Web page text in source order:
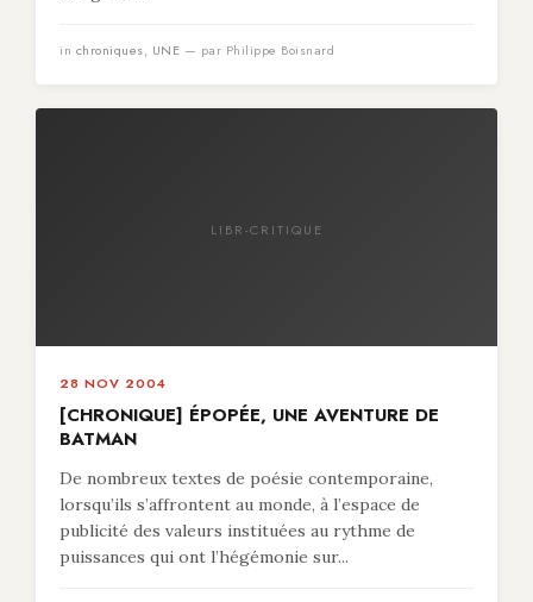
in chroniques, UNE — par Philippe Boisnard
LIBR-CRITIQUE
28 NOV 2004
[CHRONIQUE] ÉPOPÉE, UNE AVENTURE DE
BATMAN
De nombreux textes de poésie contemporaine,
lorsqu’ils s’affrontent au monde, à l’espace de
publicité des valeurs instituées au rythme de
puissances qui ont l’hégémonie sur...